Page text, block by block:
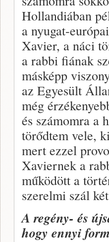
Hollandiában
a nyugat-
Xavier, a náci
a rabbi fiának
másképp
az Egyesült
még
és számomra a
törődtem vele,
mert ezzel
Xaviernek a
működött a
szerelmi szál
A regény- és
hogy ennyi